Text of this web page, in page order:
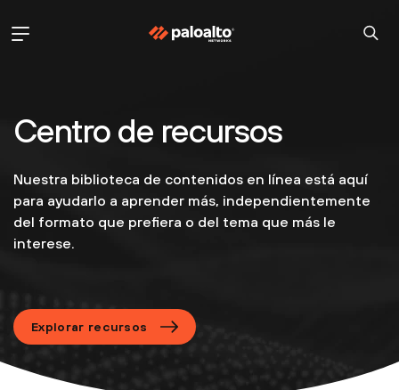
Centro de recursos
Nuestra biblioteca de contenidos en línea está aquí
para ayudarlo a aprender más, independientemente
del formato que prefiera o del tema que más le
interese.
Explorar recursos